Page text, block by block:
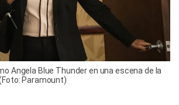
Angela Blue Thunder en una escena de la
Paramount)